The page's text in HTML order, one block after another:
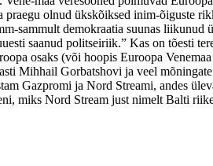
olnud ükskõiksed inim-õiguste
sammult demokraatia suunas
saanud politseiriik.” Kas on tõesti
osaks (või hoopis Euroopa
Mihhail Gorbatshovi ja veel
Gazpromi ja Nord Streami, andes
miks Nord Stream just nimelt Balti